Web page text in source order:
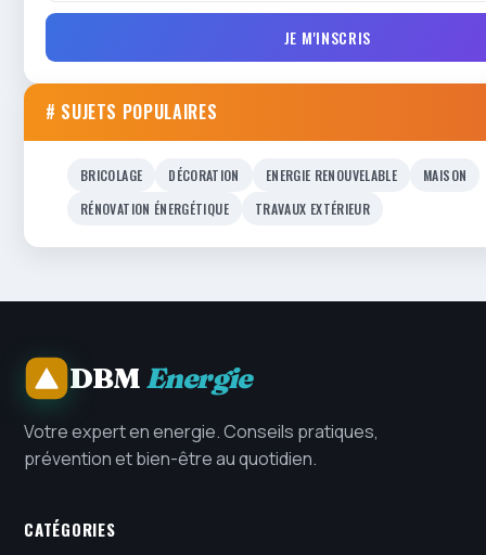
JE M'INSCRIS
# SUJETS POPULAIRES
BRICOLAGE DÉCORATION ENERGIE RENOUVELABLE
MAISON
RÉNOVATION ÉNERGÉTIQUE
TRAVAUX EXTÉRIEUR
DBMEnergie
Votre expert en energie. Conseils pratiques,
prévention et bien-être au quotidien.
CATÉGORIES